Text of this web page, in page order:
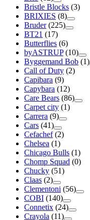
Bristle Blocks (3)
BRIXIES (8)
Bruder (225)
BT21 (17)
Butterflies (6)
byASTRUP (10)
Byggemand Bob (1)
Call of Duty (2)
Capibara (9)
Capybara (12)
Care Bears (86)
Carpet city (1)
Carrera (9)
Cars (41)
Cefachef (2)
Chelsea (1)
Chicago Bulls (1)
Chomp Squad (0)
Chucky (51)
Claas (2)
Clementoni (56)
COBI (140)
Connetix (24)
Crayola (11)